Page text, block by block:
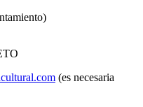
(es necesaria